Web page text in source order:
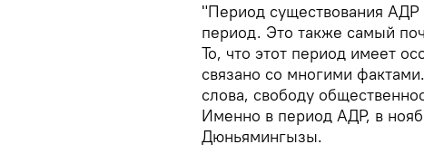
"Период существования АДР
период. Это также самый
То, что этот период имеет
связано со многими
слова, свободу
Именно в период АДР, в
Дюньямингызы.